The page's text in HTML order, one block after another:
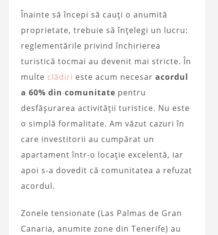
Înainte să începi să cauți o anumită
proprietate, trebuie să înțelegi un lucru:
reglementările privind închirierea
turistică tocmai au devenit mai stricte. În
multe clădiri este acum necesar acordul
a 60% din comunitate pentru
desfășurarea activității turistice. Nu este
o simplă formalitate. Am văzut cazuri în
care investitorii au cumpărat un
apartament într-o locație excelentă, iar
apoi s-a dovedit că comunitatea a refuzat
acordul.
Zonele tensionate (Las Palmas de Gran
Canaria, anumite zone din Tenerife) au